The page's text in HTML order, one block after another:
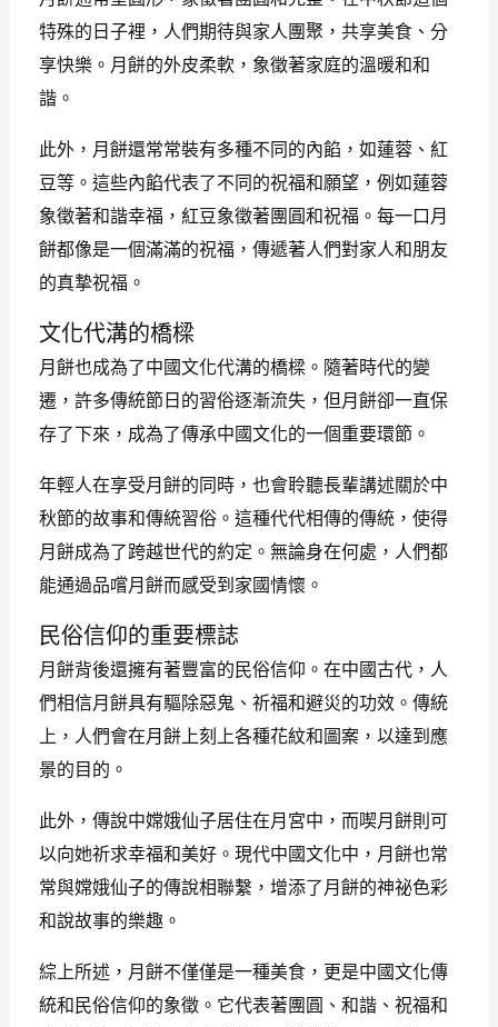
特殊的日子裡，人們期待與家人團聚，共享美食、分
享快樂。月餅的外皮柔軟，象徵著家庭的溫暖和和
諧。
此外，月餅還常常裝有多種不同的內餡，如蓮蓉、紅
豆等。這些內餡代表了不同的祝福和願望，例如蓮蓉
象徵著和諧幸福，紅豆象徵著團圓和祝福。每一口月
餅都像是一個滿滿的祝福，傳遞著人們對家人和朋友
的真摯祝福。
文化代溝的橋樑
月餅也成為了中國文化代溝的橋樑。隨著時代的變
遷，許多傳統節日的習俗逐漸流失，但月餅卻一直保
存了下來，成為了傳承中國文化的一個重要環節。
年輕人在享受月餅的同時，也會聆聽長輩講述關於中
秋節的故事和傳統習俗。這種代代相傳的傳統，使得
月餅成為了跨越世代的約定。無論身在何處，人們都
能通過品嚐月餅而感受到家國情懷。
民俗信仰的重要標誌
月餅背後還擁有著豐富的民俗信仰。在中國古代，人
們相信月餅具有驅除惡鬼、祈福和避災的功效。傳統
上，人們會在月餅上刻上各種花紋和圖案，以達到應
景的目的。
此外，傳說中嫦娥仙子居住在月宮中，而喫月餅則可
以向她祈求幸福和美好。現代中國文化中，月餅也常
常與嫦娥仙子的傳說相聯繫，增添了月餅的神祕色彩
和說故事的樂趣。
綜上所述，月餅不僅僅是一種美食，更是中國文化傳
統和民俗信仰的象徵。它代表著團圓、和諧、祝福和